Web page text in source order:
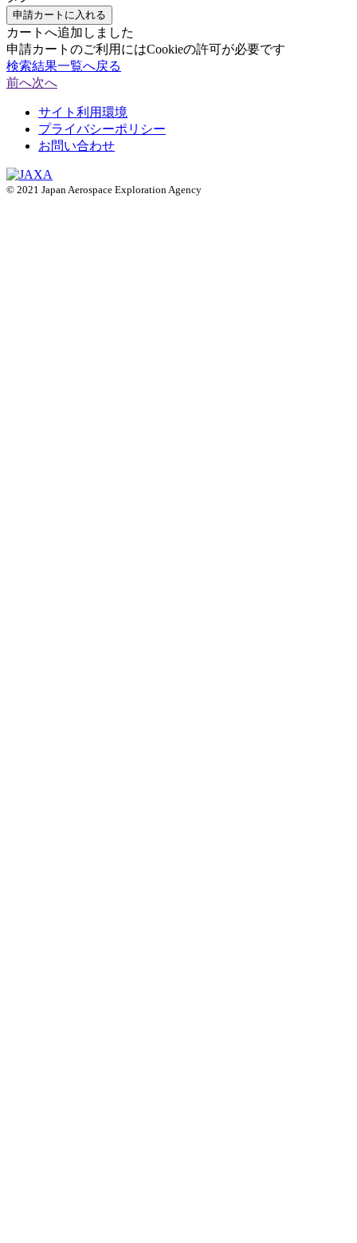
申請カートに入れる
カートへ追加しました
申請カートのご利用にはCookieの許可が必要です
検索結果一覧へ戻る
前へ次へ
サイト利用環境
プライバシーポリシー
お問い合わせ
© 2021 Japan Aerospace Exploration Agency